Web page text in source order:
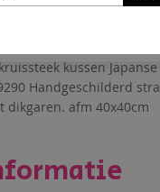
kussen
Handgeschilderd
dikgaren. afm 40x40cm